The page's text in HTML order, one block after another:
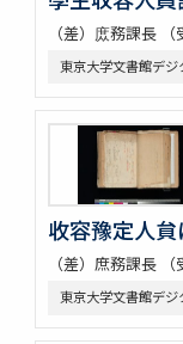
（差）庻務課長
東京大学文書館デ
收容豫定人
（差）庶務課長
東京大学文書館デ